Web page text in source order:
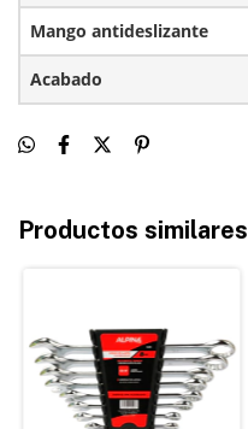
Mango antideslizante
Acabado
Productos similares